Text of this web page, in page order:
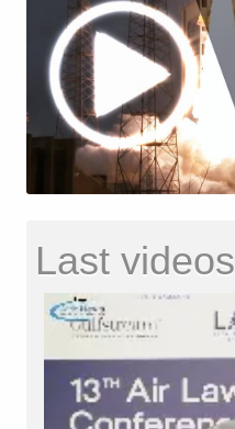
Last videos